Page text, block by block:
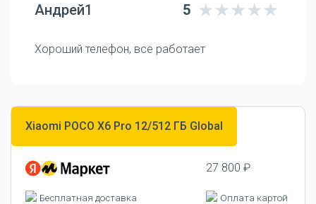
Андрей1 5
Хороший телефон, все работает
Xiaomi POCO X6 Pro 12/512 ГБ Global
27 800 ₽
Бесплатная доставка
Оплата картой